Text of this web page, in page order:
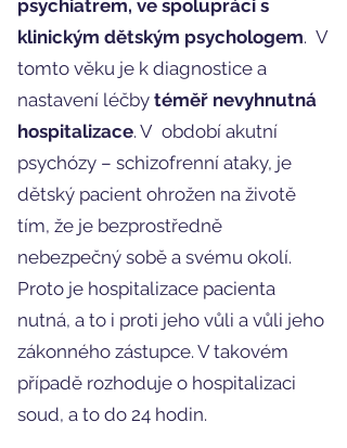
psychiatrem, ve spolupráci s
klinickým dětským psychologem. V
tomto věku je k diagnostice a
nastavení léčby téměř nevyhnutná
hospitalizace. V období akutní
psychózy – schizofrenní ataky, je
dětský pacient ohrožen na životě
tím, že je bezprostředně
nebezpečný sobě a svému okolí.
Proto je hospitalizace pacienta
nutná, a to i proti jeho vůli a vůli jeho
zákonného zástupce. V takovém
případě rozhoduje o hospitalizaci
soud, a to do 24 hodin.